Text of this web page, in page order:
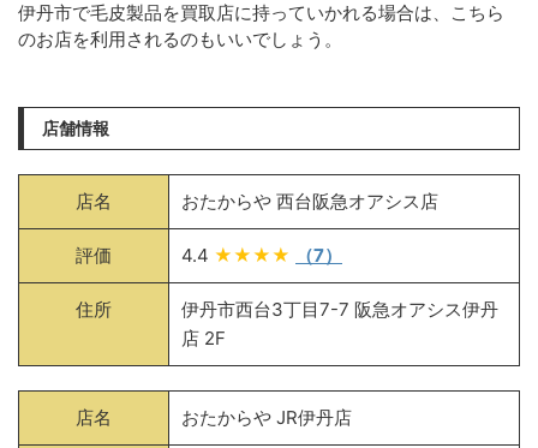
伊丹市で毛皮製品を買取店に持っていかれる場合は、こちら
のお店を利用されるのもいいでしょう。
店舗情報
店名 おたからや 西台阪急オアシス店
評価 4.4 ★★★★ （7）
住所
伊丹市西台3丁目7-7 阪急オアシス伊丹
店 2F
店名 おたからや JR伊丹店